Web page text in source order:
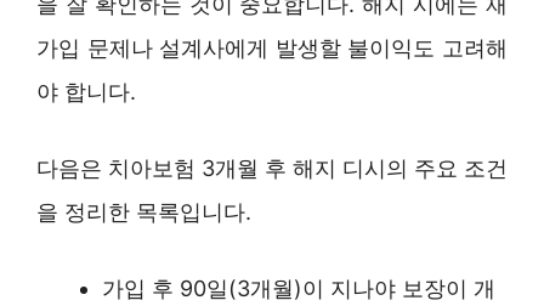
가입 문제나 설계사에게 발생할 불이익도 고려해
야 합니다.
다음은 치아보험 3개월 후 해지 디시의 주요 조건
을 정리한 목록입니다.
가입 후 90일(3개월)이 지나야 보장이 개